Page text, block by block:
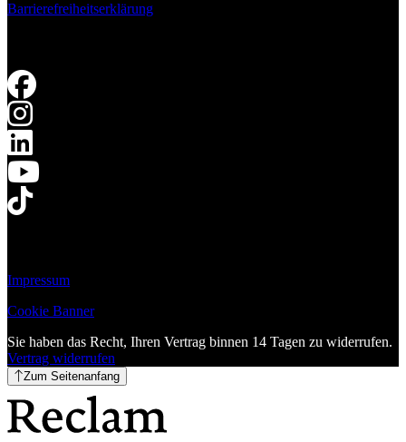
Barrierefreiheitserklärung
Impressum
Cookie Banner
Sie haben das Recht, Ihren Vertrag binnen 14 Tagen zu widerrufen.
Vertrag widerrufen
Zum Seitenanfang